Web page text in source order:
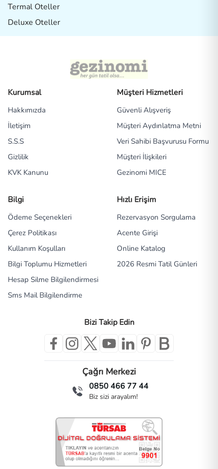
Termal Oteller
Deluxe Oteller
Kurumsal
Hakkımızda
İletişim
S.S.S
Gizlilik
KVK Kanunu
Müşteri Hizmetleri
Güvenli Alışveriş
Müşteri Aydınlatma Metni
Veri Sahibi Başvurusu Formu
Müşteri İlişkileri
Gezinomi MICE
Bilgi
Ödeme Seçenekleri
Çerez Politikası
Kullanım Koşulları
Bilgi Toplumu Hizmetleri
Hesap Silme Bilgilendirmesi
Sms Mail Bilgilendirme
Hızlı Erişim
Rezervasyon Sorgulama
Acente Girişi
Online Katalog
2026 Resmi Tatil Günleri
Bizi Takip Edin
Çağrı Merkezi
0850 466 77 44
Biz sizi arayalım!